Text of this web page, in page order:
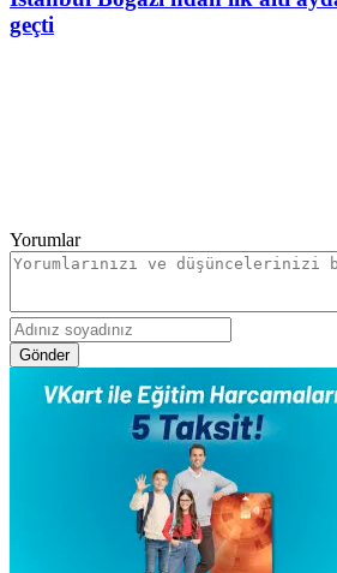
geçti
Yorumlar
Gönder